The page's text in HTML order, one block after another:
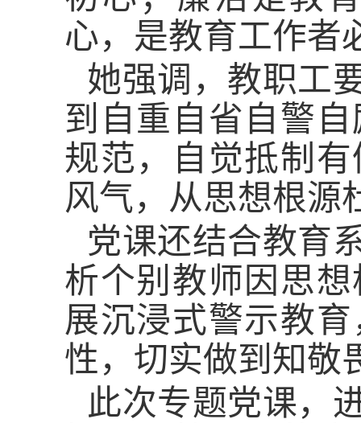
心，是教育工作者
她强调，教职工
到自重自省自警
规范，自觉抵制
风气，从思想根源
党课还结合教育
析个别教师因思
展沉浸式警示教
性，切实做到知敬
此次专题党课，